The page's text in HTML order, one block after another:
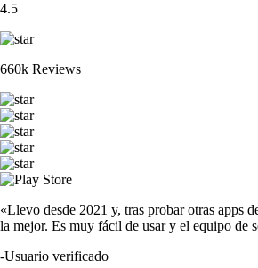
4.5
660k Reviews
«Llevo desde 2021 y, tras probar otras apps
la mejor. Es muy fácil de usar y el equipo de
-Usuario verificado